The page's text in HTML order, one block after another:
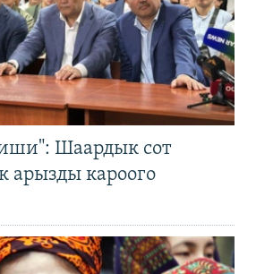
Шаардык сот
арызды кароого